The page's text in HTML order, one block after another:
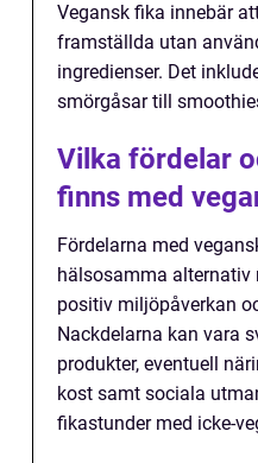
Vegansk fika innebär
framställda utan
ingredienser. Det
smörgåsar till
Vilka fördelar
finns med
Fördelarna med
hälsosamma alternativ
positiv miljöpåverkan
Nackdelarna kan vara
produkter, eventuell
kost samt sociala
fikastunder med icke-